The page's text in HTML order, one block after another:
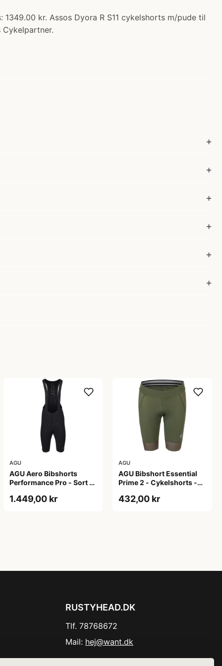
kr. Assos Dyora R S11 cykelshorts m/pude til
AGU
AGU Aero Bibshorts
Performance Pro - Sort -
1.449,00 kr
AGU
AGU Bibshort Essential
Prime 2 - Cykelshorts -
2XL
432,00 kr
RUSTYHEAD.DK
Tlf. 78768672
Mail: hej@want.dk